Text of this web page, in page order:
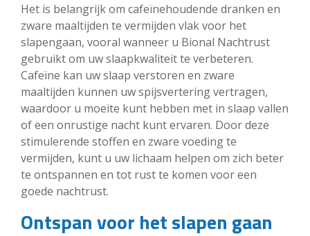
Het is belangrijk om cafeïnehoudende dranken en
zware maaltijden te vermijden vlak voor het
slapengaan, vooral wanneer u Bional Nachtrust
gebruikt om uw slaapkwaliteit te verbeteren.
Cafeïne kan uw slaap verstoren en zware
maaltijden kunnen uw spijsvertering vertragen,
waardoor u moeite kunt hebben met in slaap vallen
of een onrustige nacht kunt ervaren. Door deze
stimulerende stoffen en zware voeding te
vermijden, kunt u uw lichaam helpen om zich beter
te ontspannen en tot rust te komen voor een
goede nachtrust.
Ontspan voor het slapen gaan